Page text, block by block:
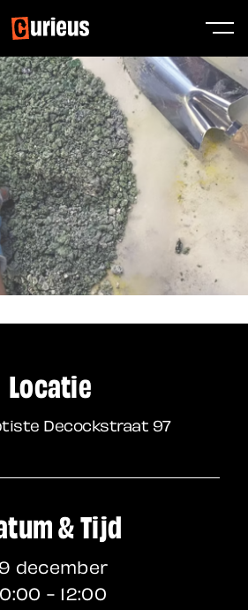
Locatie
Decockstraat 97
& Tijd
december
- 12:00